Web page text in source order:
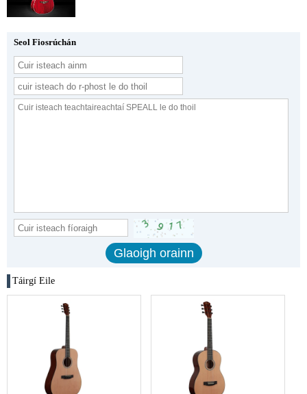
Seol Fiosrúchán
Táirgí Eile